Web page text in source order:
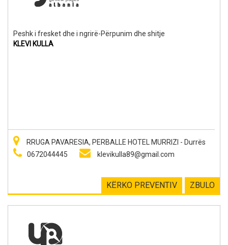
Peshk i fresket dhe i ngrirë-Përpunim dhe shitje
KLEVI KULLA
RRUGA PAVARESIA, PERBALLE HOTEL MURRIZI - Durrës
0672044445
klevikulla89@gmail.com
ZBULO
KËRKO PREVENTIV